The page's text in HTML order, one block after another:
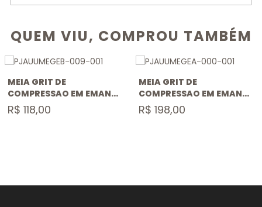
QUEM VIU, COMPROU TAMBÉM
MEIA GRIT DE
COMPRESSAO EM EMANA
CANO MEDIO
R$ 118,00
MEIA GRIT DE
COMPRESSAO EM EMANA
CANO INTEIRO
R$ 198,00